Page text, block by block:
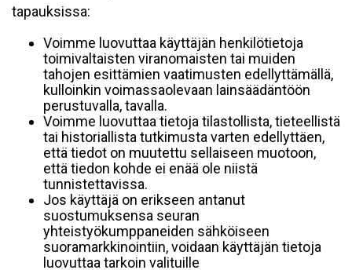
tapauksissa:
Voimme luovuttaa käyttäjän henkilötietoja
toimivaltaisten viranomaisten tai muiden
tahojen esittämien vaatimusten edellyttämällä,
kulloinkin voimassaolevaan lainsäädäntöön
perustuvalla, tavalla.
Voimme luovuttaa tietoja tilastollista, tieteellistä
tai historiallista tutkimusta varten edellyttäen,
että tiedot on muutettu sellaiseen muotoon,
että tiedon kohde ei enää ole niistä
tunnistettavissa.
Jos käyttäjä on erikseen antanut
suostumuksensa seuran
yhteistyökumppaneiden sähköiseen
suoramarkkinointiin, voidaan käyttäjän tietoja
luovuttaa tarkoin valituille